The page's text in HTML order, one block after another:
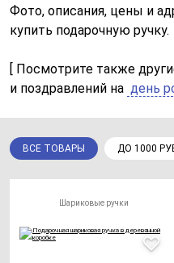
Фото, описания, цены и
купить подарочную ручку.
[ Посмотрите также
и поздравлений на день
ВСЕ ТОВАРЫ ДО 1000
Шариковые ручки